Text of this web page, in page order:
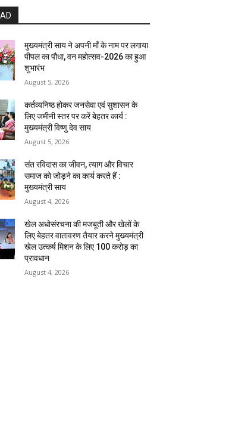
मुख्यमंत्री साय ने अपनी माँ के नाम पर लगाया
पीपल का पौधा, वन महोत्सव-2026 का हुआ
शुभारंभ
August 5, 2026
कर्तव्यनिष्ठ होकर जनसेवा एवं सुशासन के
लिए जमीनी स्तर पर करें बेहतर कार्य :
मुख्यमंत्री विष्णु देव साय
August 5, 2026
संत रविदास का जीवन, त्याग और विचार
समाज को जोड़ने का कार्य करते हैं :
मुख्यमंत्री साय
August 4, 2026
खेल अधोसंरचना की मजबूती और खेलों के
लिए बेहतर वातावरण तैयार करने मुख्यमंत्री
खेल उत्कर्ष मिशन के लिए 100 करोड़ का
प्रावधान
August 4, 2026